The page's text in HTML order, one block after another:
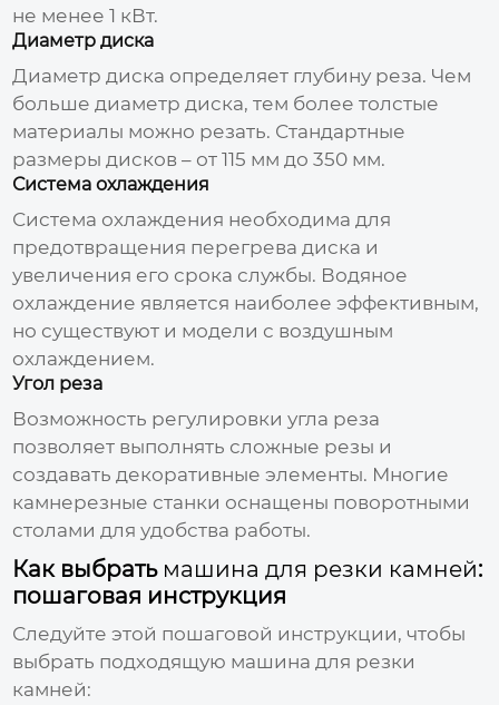
не менее 1 кВт.
Диаметр диска
Диаметр диска определяет глубину реза. Чем
больше диаметр диска, тем более толстые
материалы можно резать. Стандартные
размеры дисков – от 115 мм до 350 мм.
Система охлаждения
Система охлаждения необходима для
предотвращения перегрева диска и
увеличения его срока службы. Водяное
охлаждение является наиболее эффективным,
но существуют и модели с воздушным
охлаждением.
Угол реза
Возможность регулировки угла реза
позволяет выполнять сложные резы и
создавать декоративные элементы. Многие
камнерезные станки оснащены поворотными
столами для удобства работы.
Как выбрать машина для резки камней:
пошаговая инструкция
Следуйте этой пошаговой инструкции, чтобы
выбрать подходящую машина для резки
камней: